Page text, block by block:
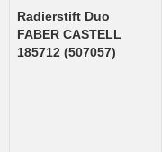
Radierstift Duo
FABER CASTELL
185712 (507057)